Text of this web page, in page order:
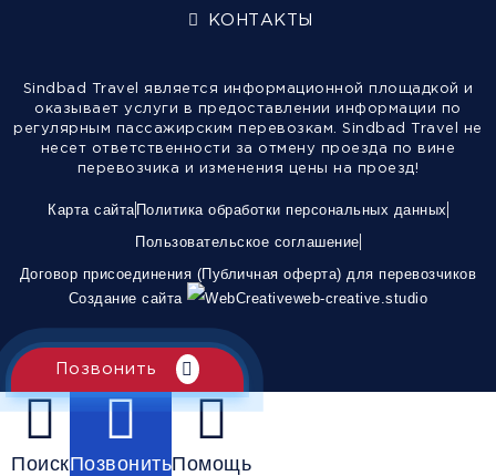
КОНТАКТЫ
Sindbad Travel является информационной площадкой и
оказывает услуги в предоставлении информации по
регулярным пассажирским перевозкам. Sindbad Travel не
несет ответственности за отмену проезда по вине
перевозчика и изменения цены на проезд!
Карта сайта Политика обработки персональных данных
Пользовательское соглашение
Договор присоединения (Публичная оферта) для перевозчиков
Создание сайта
web-creative.studio
Позвонить
ПоискПозвонитьПомощь